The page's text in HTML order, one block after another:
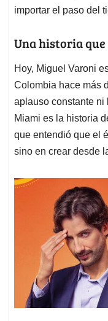
importar el paso del
Una historia
Hoy, Miguel Varoni
Colombia hace más
aplauso constante ni
Miami es la historia
que entendió que el
sino en crear desde